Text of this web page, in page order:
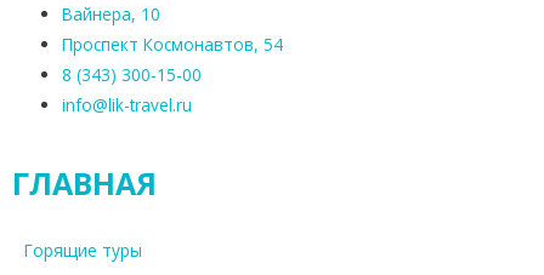
Вайнера, 10
Проспект Космонавтов, 54
8 (343) 300-15-00
info@lik-travel.ru
ГЛАВНАЯ
Горящие туры